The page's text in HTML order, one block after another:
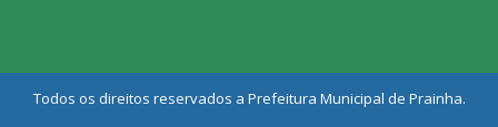
Todos os direitos reservados a Prefeitura Municipal de Prainha.